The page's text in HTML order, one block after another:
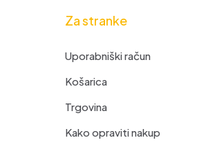
Za stranke
Uporabniški račun
Košarica
Trgovina
Kako opraviti nakup